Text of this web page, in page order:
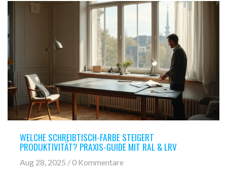
WELCHE SCHREIBTISCH-FARBE STEIGERT
PRODUKTIVITÄT? PRAXIS-GUIDE MIT RAL & LRV
Aug 28, 2025 / 0 Kommentare